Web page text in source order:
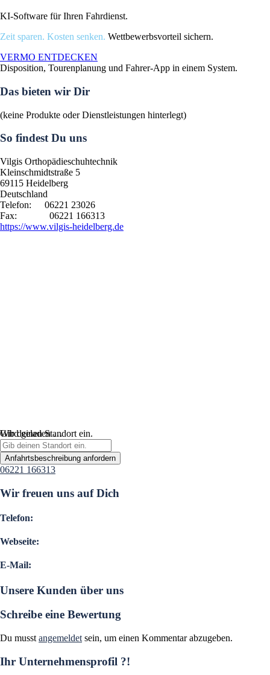
KI-Software für Ihren Fahrdienst.
Zeit sparen. Kosten senken. Wettbewerbsvorteil sichern.
VERMO ENTDECKEN
Disposition, Tourenplanung und Fahrer-App in einem System.
Das bieten wir Dir
(keine Produkte oder Dienstleistungen hinterlegt)
So findest Du uns
Vilgis Orthopädieschuhtechnik
Kleinschmidtstraße 5
69115 Heidelberg
Deutschland
Telefon:
06221 23026
Fax:
06221 166313
https://www.vilgis-heidelberg.de
Wird geladen …
Gib deinen Standort ein.
Anfahrtsbeschreibung anfordern
06221 166313
Wir freuen uns auf Dich
Telefon:
Webseite:
E-Mail:
Unsere Kunden über uns
Schreibe eine Bewertung
Du musst angemeldet sein, um einen Kommentar abzugeben.
Ihr Unternehmensprofil ?!